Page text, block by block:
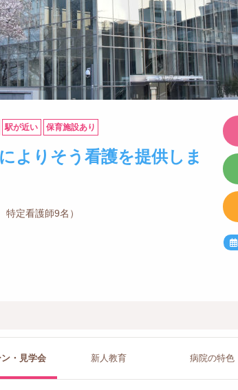
駅が近い 保育施設あり
よりそう看護を提供しま
定看護師9名）
・見学会 新人教育 病院の特色